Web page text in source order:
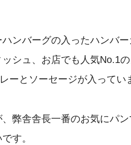
ンバーグの入ったハンバ
シュ、お店でも人気No.1
ーとソーセージが入って
弊舎舎長一番のお気にパ
す。